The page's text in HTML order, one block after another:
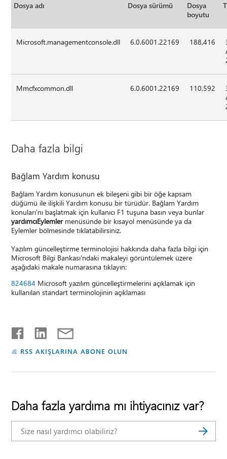
Dosya adı Dosya sürümü
Dosya
boyutu
Microsoft.managementconsole.dll 6.0.6001.22169 188,416
Mmcfxcommon.dll 6.0.6001.22169 110,592
Daha fazla bilgi
Bağlam Yardım konusu
Bağlam Yardım konusunun ek bileşeni gibi bir öğe kapsam
düğümü ile ilişkili Yardım konusu bir türüdür. Bağlam Yardım
konuları'nı başlatmak için kullanıcı F1 tuşuna basın veya bunlar
yardımcıEylemlermenüsünde bir kısayol menüsünde ya da
Eylemler bölmesinde tıklatabilirsiniz.
Yazılım güncelleştirme terminolojisi hakkında daha fazla bilgi için
Microsoft Bilgi Bankası'ndaki makaleyi görüntülemek üzere
aşağıdaki makale numarasına tıklayın:
824684 Microsoft yazılım güncelleştirmelerini açıklamak için
kullanılan standart terminolojinin açıklaması
RSS AKIŞLARINA ABONE OLUN
Daha fazla yardıma mı ihtiyacınız var?